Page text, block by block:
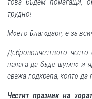
това бъдем помагащи,
трудно!
Моето Благодаря, е за
Доброволчеството
налага да бъде шумно и
свежа подкрепа, която
Честит празник на